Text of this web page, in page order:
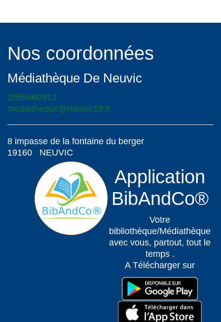
Nos coordonnées
Médiathèque De Neuvic
0555460912
mediatheque@neuvic19.fr
8 impasse de la fontaine du berger
19160 NEUVIC
Application
BibAndCo®
Votre
bibliothèque/Médiathèque
avec vous, partout, tout le
temps .
A Télécharger sur